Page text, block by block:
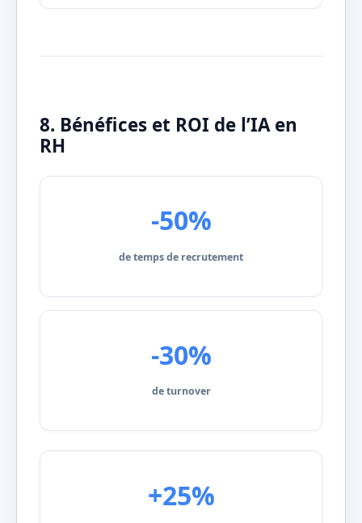
8. Bénéfices et ROI de l’IA en
RH
-50%
de temps de recrutement
-30%
de turnover
+25%